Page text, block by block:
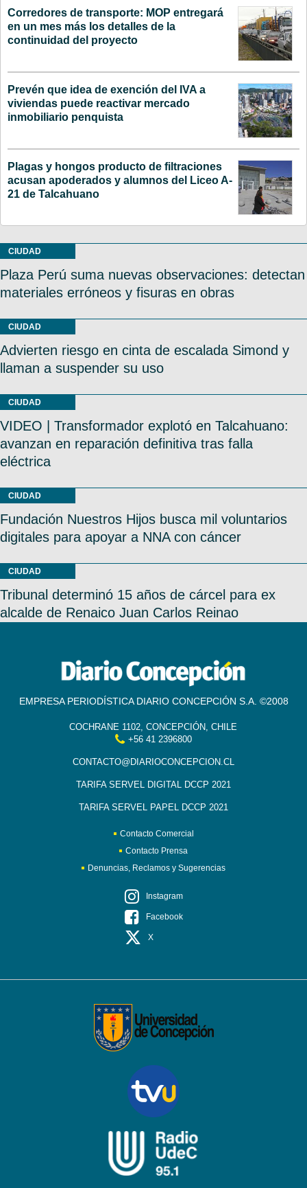
Corredores de transporte: MOP entregará
en un mes más los detalles de la
continuidad del proyecto
Prevén que idea de exención del IVA a
viviendas puede reactivar mercado
inmobiliario penquista
Plagas y hongos producto de filtraciones
acusan apoderados y alumnos del Liceo A-
21 de Talcahuano
CIUDAD
Plaza Perú suma nuevas observaciones: detectan
materiales erróneos y fisuras en obras
CIUDAD
Advierten riesgo en cinta de escalada Simond y
llaman a suspender su uso
CIUDAD
VIDEO | Transformador explotó en Talcahuano:
avanzan en reparación definitiva tras falla
eléctrica
CIUDAD
Fundación Nuestros Hijos busca mil voluntarios
digitales para apoyar a NNA con cáncer
CIUDAD
Tribunal determinó 15 años de cárcel para ex
alcalde de Renaico Juan Carlos Reinao
EMPRESA PERIODÍSTICA DIARIO CONCEPCIÓN S.A. ©2008
COCHRANE 1102, CONCEPCIÓN, CHILE
+56 41 2396800
CONTACTO@DIARIOCONCEPCION.CL
TARIFA SERVEL DIGITAL DCCP 2021
TARIFA SERVEL PAPEL DCCP 2021
Contacto Comercial
Contacto Prensa
Denuncias, Reclamos y Sugerencias
Instagram
Facebook
X